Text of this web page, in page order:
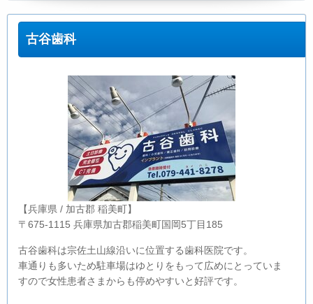
古谷歯科
【兵庫県 / 加古郡 稲美町】
〒675-1115 兵庫県加古郡稲美町国岡5丁目185
古谷歯科は宗佐土山線沿いに位置する歯科医院です。
車通りも多いため駐車場はゆとりをもって広めにとっていま
すので女性患者さまからも停めやすいと好評です。